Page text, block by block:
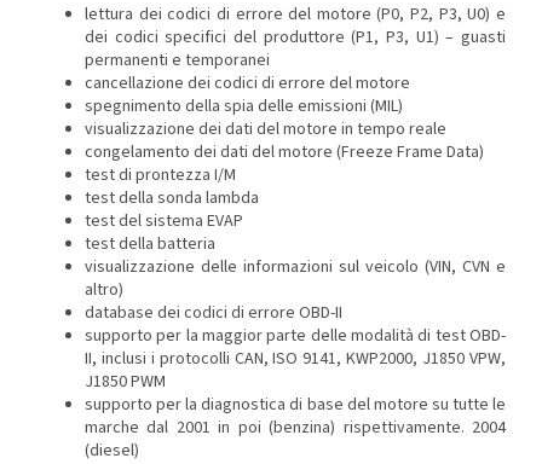
lettura dei codici di errore del motore (P0, P2, P3, U0) e
dei codici specifici del produttore (P1, P3, U1) – guasti
permanenti e temporanei
cancellazione dei codici di errore del motore
spegnimento della spia delle emissioni (MIL)
visualizzazione dei dati del motore in tempo reale
congelamento dei dati del motore (Freeze Frame Data)
test di prontezza I/M
test della sonda lambda
test del sistema EVAP
test della batteria
visualizzazione delle informazioni sul veicolo (VIN, CVN e
altro)
database dei codici di errore OBD-II
supporto per la maggior parte delle modalità di test OBD-
II, inclusi i protocolli CAN, ISO 9141, KWP2000, J1850 VPW,
J1850 PWM
supporto per la diagnostica di base del motore su tutte le
marche dal 2001 in poi (benzina) rispettivamente. 2004
(diesel)